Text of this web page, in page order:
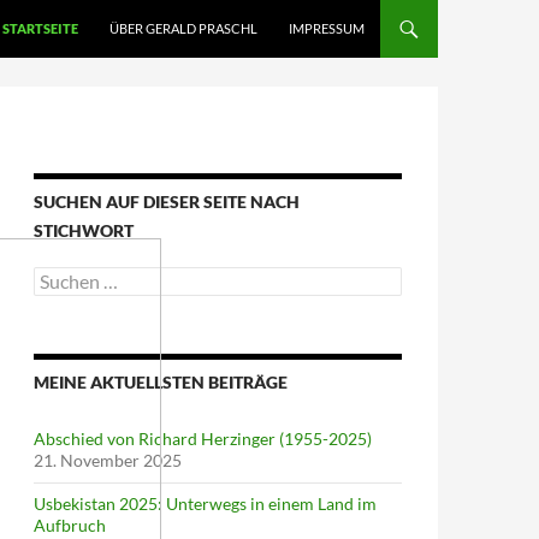
STARTSEITE ÜBER GERALD PRASCHL IMPRESSUM
SUCHEN AUF DIESER SEITE NACH
STICHWORT
Suche
nach:
MEINE AKTUELLSTEN BEITRÄGE
Abschied von Richard Herzinger (1955-2025)
21. November 2025
Usbekistan 2025: Unterwegs in einem Land im
Aufbruch